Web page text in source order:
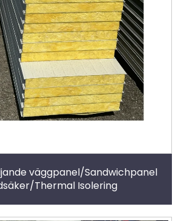
väggpanel/Sandwichpanel
Thermal Isolering